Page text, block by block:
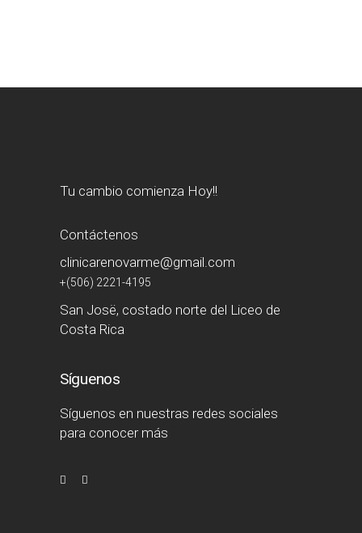
Tu cambio comienza Hoy!!
Contáctenos
clinicarenovarme@gmail.com
+(506) 2221-4195
San Josë, costado norte del Liceo de
Costa Rica
Síguenos
Síguenos en nuestras redes sociales
para conocer más